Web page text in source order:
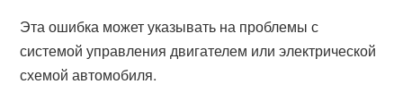
Эта ошибка может указывать на проблемы с
системой управления двигателем или электрической
схемой автомобиля.